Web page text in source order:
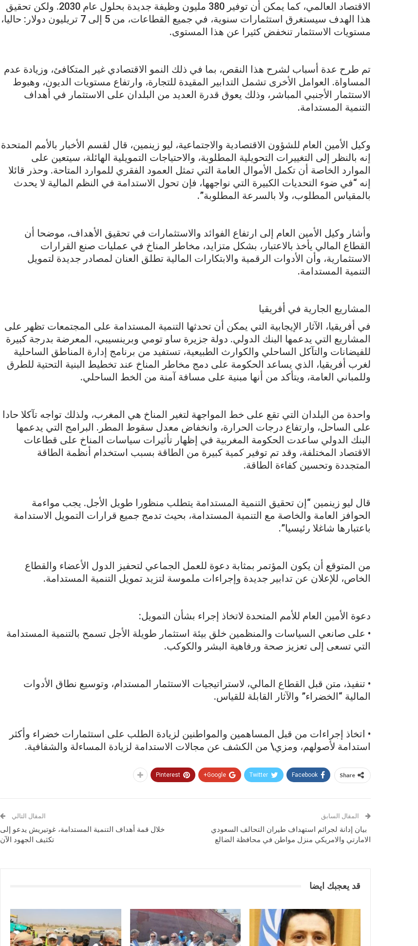
الاقتصاد العالمي، كما يمكن أن توفير 380 مليون وظيفة جديدة بحلول عام 2030. ولكن تحقيق
هذا الهدف سيستغرق استثمارات سنوية، في جميع القطاعات، من 5 إلى 7 تريليون دولار: حاليا،
مستويات الاستثمار تنخفض كثيرا عن هذا المستوى.
تم طرح عدة أسباب لشرح هذا النقص، بما في ذلك النمو الاقتصادي غير المتكافئ، وزيادة عدم
المساواة. العوامل الأخرى تشمل التدابير المقيدة للتجارة، وارتفاع مستويات الديون، وهبوط
الاستثمار الأجنبي المباشر، وذلك يعوق قدرة العديد من البلدان على الاستثمار في أهداف
التنمية المستدامة.
وكيل الأمين العام للشؤون الاقتصادية والاجتماعية، ليو زينمين، قال لقسم الأخبار بالأمم المتحدة
إنه بالنظر إلى التغييرات التحويلية المطلوبة، والاحتياجات التمويلية الهائلة، سيتعين على
الموارد الخاصة أن تكمل الأموال العامة التي تمثل العمود الفقري للموارد المتاحة. وحذر قائلا
إنه “في ضوء التحديات الكبيرة التي نواجهها، فإن تحول الاستدامة في النظم المالية لا يحدث
بالمقياس المطلوب، ولا بالسرعة المطلوبة”.
وأشار وكيل الأمين العام إلى ارتفاع الفوائد والاستثمارات في تحقيق الأهداف، موضحا أن
القطاع المالي يأخذ بالاعتبار، بشكل متزايد، مخاطر المناخ في عمليات صنع القرارات
الاستثمارية، وأن الأدوات الرقمية والابتكارات المالية تطلق العنان لمصادر جديدة لتمويل
التنمية المستدامة.
المشاريع الجارية في أفريقيا
في أفريقيا، الآثار الإيجابية التي يمكن أن تحدثها التنمية المستدامة على المجتمعات تظهر على
المشاريع التي يدعمها البنك الدولي. دولة جزيرة ساو تومي وبرينسيبي، المعرضة بدرجة كبيرة
للفيضانات والتآكل الساحلي والكوارث الطبيعية، تستفيد من برنامج إدارة المناطق الساحلية
لغرب أفريقيا، الذي يساعد الحكومة على دمج مخاطر المناخ عند تخطيط البنية التحتية للطرق
وللمباني العامة، ويتأكد من أنها مبنية على مسافة آمنة من الخط الساحلي.
واحدة من البلدان التي تقع على خط المواجهة لتغير المناخ هي المغرب، ولذلك تواجه تآكلا حادا
على الساحل، وارتفاع درجات الحرارة، وانخفاض معدل سقوط المطر. البرامج التي يدعمها
البنك الدولي ساعدت الحكومة المغربية في إظهار تأثيرات سياسات المناخ على قطاعات
الاقتصاد المختلفة، وقد تم توفير كمية كبيرة من الطاقة بسبب استخدام أنظمة الطاقة
المتجددة وتحسين كفاءة الطاقة.
قال ليو زينمين “إن تحقيق التنمية المستدامة يتطلب منظورا طويل الأجل. يجب مواءمة
الحوافز العامة والخاصة مع التنمية المستدامة، بحيث تدمج جميع قرارات التمويل الاستدامة
باعتبارها شاغلا رئيسيا”.
من المتوقع أن يكون المؤتمر بمثابة دعوة للعمل الجماعي لتحفيز الدول الأعضاء والقطاع
الخاص، للإعلان عن تدابير جديدة وإجراءات ملموسة لتزيد تمويل التنمية المستدامة.
دعوة الأمين العام للأمم المتحدة لاتخاذ إجراء بشأن التمويل:
• على صانعي السياسات والمنظمين خلق بيئة استثمار طويلة الأجل تسمح بالتنمية المستدامة
التي تسعى إلى تعزيز صحة ورفاهية البشر والكوكب.
• تنفيذ، متن قبل القطاع المالي، لاستراتيجيات الاستثمار المستدام، وتوسيع نطاق الأدوات
المالية “الخضراء” والآثار القابلة للقياس.
• اتخاذ إجراءات من قبل المساهمين والمواطنين لزيادة الطلب على استثمارات خضراء وأكثر
استدامة لأصولهم، ومزي\ من الكشف عن مجالات الاستدامة لزيادة المساءلة والشفافية.
Share
Facebook
Twitter
Google+
Pinterest
المقال السابق
بيان إدانة لجرائم استهداف طيران التحالف السعودي
الامارتي والامريكي منزل مواطن في محافظة الضالع
المقال التالي
خلال قمة أهداف التنمية المستدامة، غوتيريش يدعو إلى
تكثيف الجهود الآن
قد يعجبك ايضا